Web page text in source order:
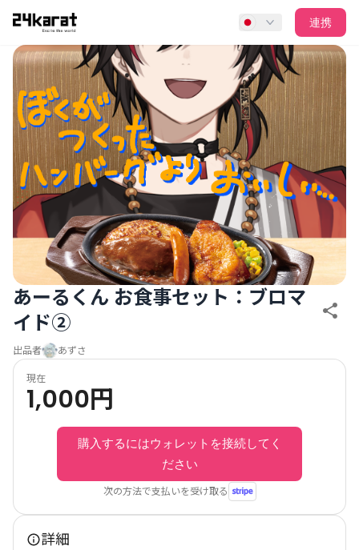
あーるくん お食事セット：ブロマイド②
連携
あーるくん お食事セット：ブロマ
イド②
出品者 あずさ
現在
1,000円
購入するにはウォレットを接続してく
ださい
次の方法で支払いを受け取る
詳細